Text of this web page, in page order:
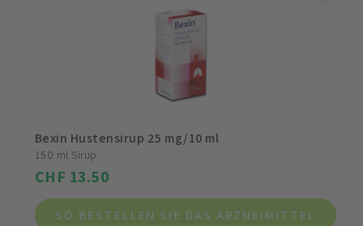
Bexin Hustensirup 25 mg/10 ml
150 ml Sirup
CHF 13.50
SO BESTELLEN SIE DAS ARZNEIMITTEL